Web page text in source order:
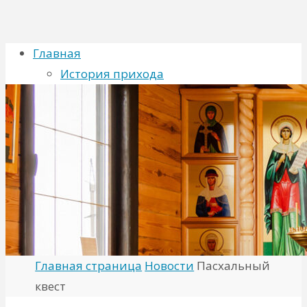
Главная
История прихода
Расписание
Новости
Фото
Контакты
Поиск
Главная страница Новости Пасхальный
квест